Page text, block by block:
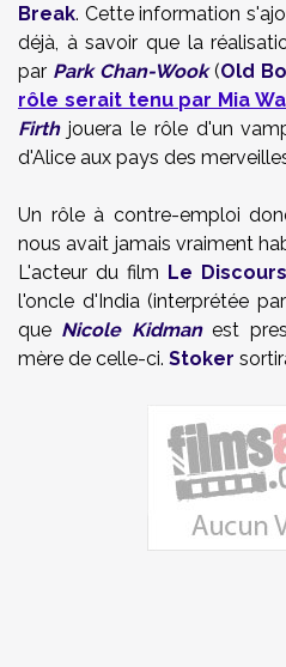
Break. Cette information
déjà, à savoir que la
par Park Chan-Wook(Old
rôle serait tenu par Mia
Firthjouera le rôle d'un
d'Alice aux pays des
Un rôle à contre-emploi
nous avait jamais vraiment
L'acteur du film Le
l'oncle d'India (interprétée par
que Nicole Kidmanest
mère de celle-ci. Stoker